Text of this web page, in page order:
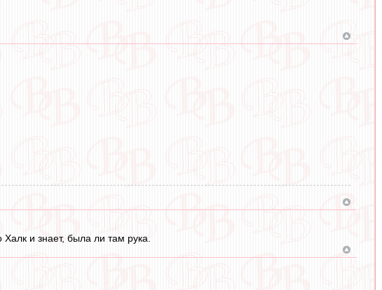
Халк и знает, была ли там рука.